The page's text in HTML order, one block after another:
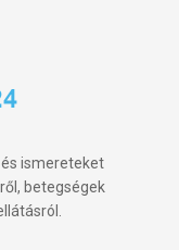
ismereteket
betegségek